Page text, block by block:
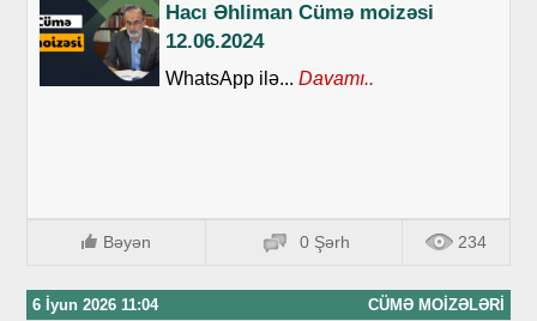
Hacı Əhliman Cümə moizəsi
12.06.2024
WhatsApp ilə... Davamı..
Bəyən 0 Şərh 234
6 İyun 2026 11:04 CÜMƏ MOIZƏLƏRI